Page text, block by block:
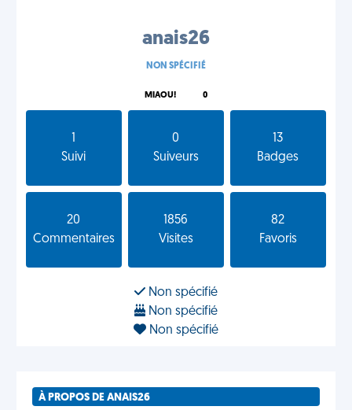
anais26
NON SPÉCIFIÉ
MIAOU! 0
Suivi
0
Suiveurs
13
Badges
20
Commentaires
1856
Visites
82
Favoris
Non spécifié
Non spécifié
Non spécifié
À PROPOS DE ANAIS26